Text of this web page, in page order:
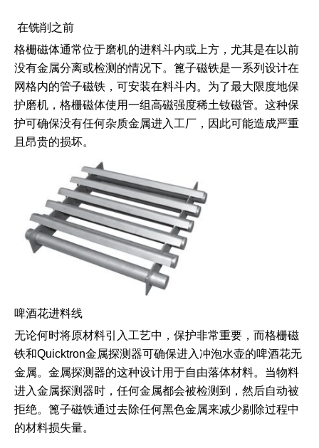
在铣削之前
格栅磁体通常位于磨机的进料斗内或上方，尤其是在以前
没有金属分离或检测的情况下。篦子磁铁是一系列设计在
网格内的管子磁铁，可安装在料斗内。为了最大限度地保
护磨机，格栅磁体使用一组高磁强度稀土钕磁管。这种保
护可确保没有任何杂质金属进入工厂，因此可能造成严重
且昂贵的损坏。
啤酒花进料线
​无论何时将原材料引入工艺中，保护非常重要，而格栅磁
铁和Quicktron金属探测器可确保进入冲泡水壶的啤酒花无
金属。金属探测器的这种设计用于自由落体材料。当物料
进入金属探测器时，任何金属都会被检测到，然后自动被
拒绝。篦子磁铁通过去除任何黑色金属来减少剔除过程中
的材料损失量。